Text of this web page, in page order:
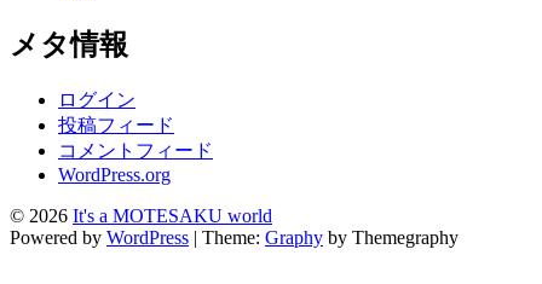
メタ情報
ログイン
投稿フィード
コメントフィード
WordPress.org
© 2026 It's a MOTESAKU world
Powered by WordPress | Theme: Graphy by Themegraphy